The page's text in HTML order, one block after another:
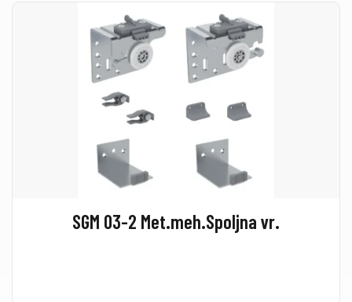
SGM 03-2 Met.meh.Spoljna vr.